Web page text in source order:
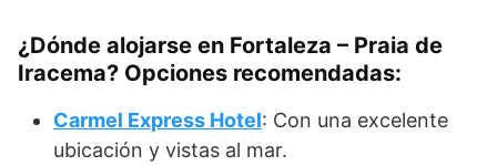
¿Dónde alojarse en Fortaleza – Praia de
Iracema? Opciones recomendadas:
Carmel Express Hotel: Con una excelente
ubicación y vistas al mar.